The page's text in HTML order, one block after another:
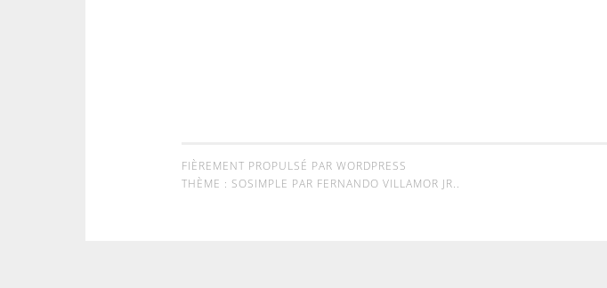
FIÈREMENT PROPULSÉ PAR WORDPRESS
THÈME : SOSIMPLE PAR FERNANDO VILLAMOR JR..